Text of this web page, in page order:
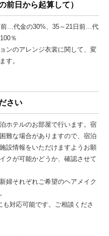
前日から起算して）
前…代金の30%、35～21日前…代
％
ンのアレンジ衣裳に関して、変
す。
さい
ホテルのお部屋で行います。宿
難な場合がありますので、宿泊
設情報をいただけますようお願
クが可能かどうか、確認させて
婦それぞれご希望のヘアメイク
も対応可能です。ご相談くださ